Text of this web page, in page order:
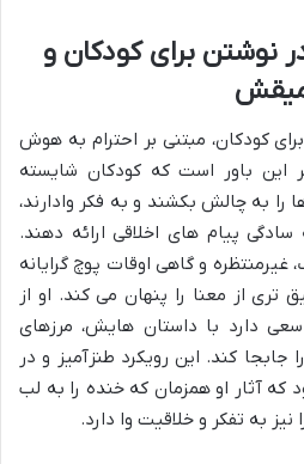
نوشتن برای کودکان و
کودکان، مبتنی بر احترام به هوش
این باور است که کودکان شایسته
به چالش بکشند و به فکر وادارند،
پیام های اخلاقی ارائه دهند.
غیرمنتظره و گاهی اوقات پوچ گرایانه
از معنا را پنهان می کند. او از
دارد با داستان هایش، مرزهای
جابجا کند. این رویکرد طنزآمیز و در
آثار او همزمان که خنده را به لب
به تفکر و خلاقیت وا دارد.